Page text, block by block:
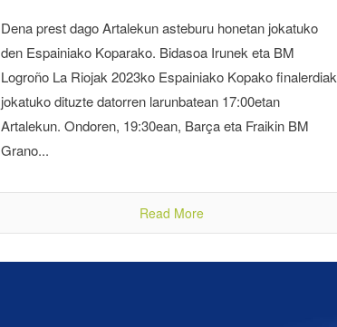
Dena prest dago Artalekun asteburu honetan jokatuko
den Espainiako Koparako. Bidasoa Irunek eta BM
Logroño La Riojak 2023ko Espainiako Kopako finalerdiak
jokatuko dituzte datorren larunbatean 17:00etan
Artalekun. Ondoren, 19:30ean, Barça eta Fraikin BM
Grano...
Read More